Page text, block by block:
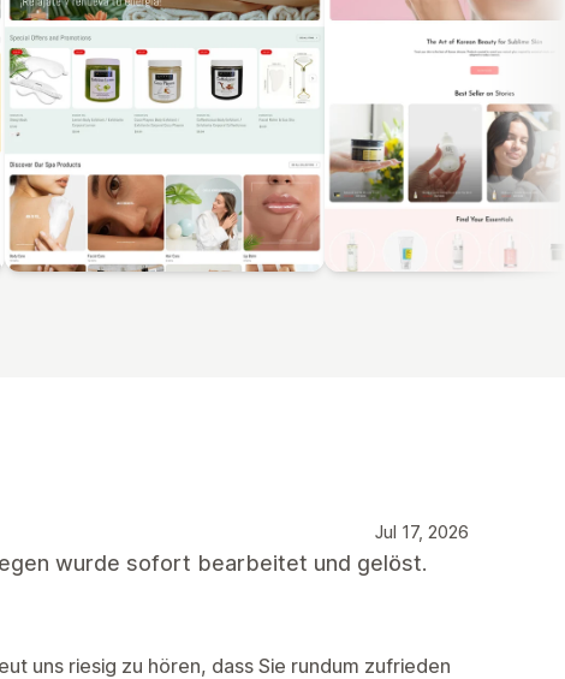
Jul 17, 2026
wurde sofort bearbeitet und gelöst.
uns riesig zu hören, dass Sie rundum zufrieden